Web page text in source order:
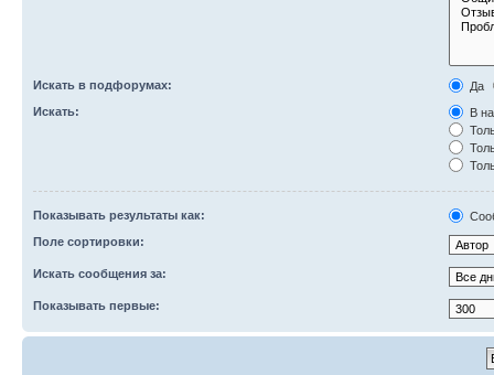
Искать в подфорумах:
Да
Искать:
В
Показывать результаты как:
Поле сортировки:
Искать сообщения за:
Показывать первые: